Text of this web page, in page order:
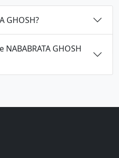
GHOSH?
GHOSH